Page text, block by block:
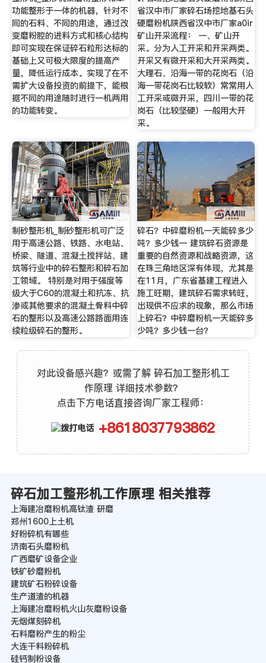
功能整形于一体的机器，针对不
同的石料、不同的用途，通过改
变磨粉腔的进料方式和核心结构
即可实现在保证碎石粒形达标的
基础上又可极大限度的提高产
量，降低运行成本。实现了在不
需扩大设备投资的前提下，能根
据不同的用途随时进行一机两用
的功能转变。
省汉中市厂家碎石场挖地基石头
硬磨粉机陕西省汉中市厂家a0ir
矿山开采流程： 一、矿山开
采。分为人工开采和开采两类。
开采又有微开采和大开采两类。
大理石、沿海一带的花岗石（沿
海一带花岗石比较软）常常用人
工开采或微开采，四川一带的花
岗石（比较坚硬）一般用大开
采。
制砂整形机_制砂整形机可广泛
用于高速公路、铁路、水电站、
桥梁、隧道、混凝土搅拌站、建
筑等行业中的碎石整形和碎石加
工领域。 特别是对用于强度等
级大于C60的混凝土和抗冻、抗
渗或其他要求的混凝土骨料中碎
石的整形以及高速公路路面用连
续粒级碎石的整形。
碎石？中碎磨粉机一天能碎多少
吨？多少钱一 建筑碎石资源是
重要的自然资源和战略资源，这
在珠三角地区深有体现，尤其是
在11月，广东省基建工程进入
施工旺期，建筑碎石需求转旺，
出现供不应求的现象，那么市场
上碎石？中碎磨粉机一天能碎多
少吨？多少钱一台？
对此设备感兴趣？或需了解 碎石加工整形机工
作原理 详细技术参数？
点击下方电话直接咨询厂家工程师：
+8618037793862
碎石加工整形机工作原理 相关推荐
上海建冶磨粉机高钛渣 研磨
郑州1600上土机
好粉碎机有哪些
济南石头磨粉机
广西磨矿设备企业
铁矿砂磨粉机
建筑矿石粉碎设备
生产道渣的机器
上海建冶磨粉机火山灰磨粉设备
无烟煤刻碎机
石料磨粉产生的粉尘
大连干料粉碎机
硅钙制粉设备